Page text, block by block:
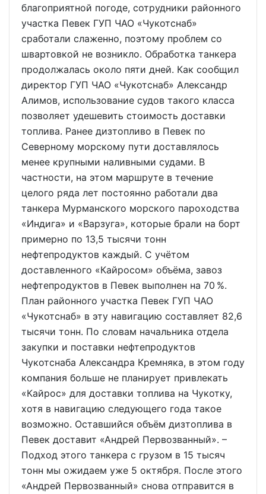
благоприятной погоде, сотрудники районного
участка Певек ГУП ЧАО «Чукотснаб»
сработали слаженно, поэтому проблем со
швартовкой не возникло. Обработка танкера
продолжалась около пяти дней. Как сообщил
директор ГУП ЧАО «Чукотснаб» Александр
Алимов, использование судов такого класса
позволяет удешевить стоимость доставки
топлива. Ранее дизтопливо в Певек по
Северному морскому пути доставлялось
менее крупными наливными судами. В
частности, на этом маршруте в течение
целого ряда лет постоянно работали два
танкера Мурманского морского пароходства
«Индига» и «Варзуга», которые брали на борт
примерно по 13,5 тысячи тонн
нефтепродуктов каждый. С учётом
доставленного «Кайросом» объёма, завоз
нефтепродуктов в Певек выполнен на 70 %.
План районного участка Певек ГУП ЧАО
«Чукотснаб» в эту навигацию составляет 82,6
тысячи тонн. По словам начальника отдела
закупки и поставки нефтепродуктов
Чукотснаба Александра Кремняка, в этом году
компания больше не планирует привлекать
«Кайрос» для доставки топлива на Чукотку,
хотя в навигацию следующего года такое
возможно. Оставшийся объём дизтоплива в
Певек доставит «Андрей Первозванный». –
Подход этого танкера с грузом в 15 тысяч
тонн мы ожидаем уже 5 октября. После этого
«Андрей Первозванный» снова отправится в